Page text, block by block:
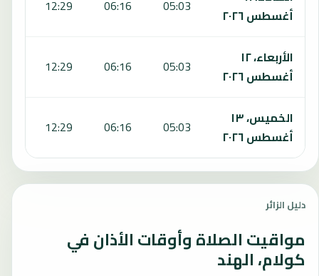
أغسطس ٢٠٢٦
05:03
06:16
12:29
الأربعاء، ١٢
أغسطس ٢٠٢٦
05:03
06:16
12:29
الخميس، ١٣
أغسطس ٢٠٢٦
05:03
06:16
12:29
دليل الزائر
مواقيت الصلاة وأوقات الأذان في
كولام، الهند